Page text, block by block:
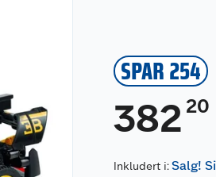
SPAR 254
382 20
Inkludert i:Salg!